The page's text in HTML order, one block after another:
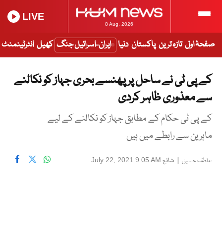
8 Aug, 2026
LIVE
صفحۂ اول تازہ ترین پاکستان دنیا ایران-اسرائیل جنگ کھیل انٹرٹینمنٹ
کے پی ٹی نے ساحل پر پھنسے بحری جہاز کو نکالنے
سے معذوری ظاہر کردی
کے پی ٹی حکام کے مطابق جہاز کو نکالنے کے لیے
ماہرین سے رابطے میں ہیں
عاطف حسین | شائع July 22, 2021 9:05 AM